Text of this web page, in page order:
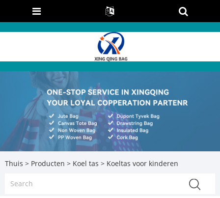
Thuis > Producten > Koel tas > Koeltas voor kinderen